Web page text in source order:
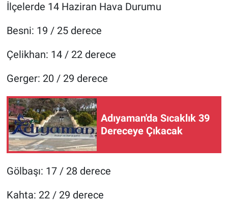
İlçelerde 14 Haziran Hava Durumu
Besni: 19 / 25 derece
Çelikhan: 14 / 22 derece
Gerger: 20 / 29 derece
Adıyaman'da Sıcaklık 39
Dereceye Çıkacak
Gölbaşı: 17 / 28 derece
Kahta: 22 / 29 derece